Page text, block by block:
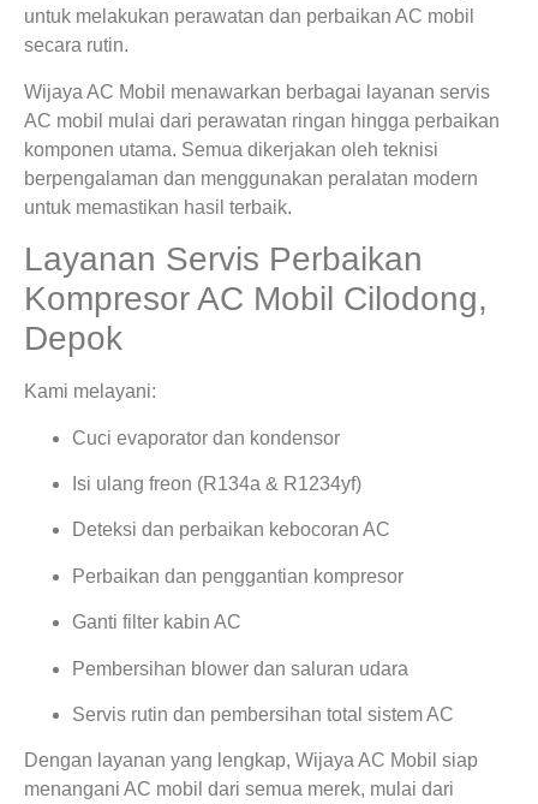
untuk melakukan perawatan dan perbaikan AC mobil
secara rutin.
Wijaya AC Mobil menawarkan berbagai layanan servis
AC mobil mulai dari perawatan ringan hingga perbaikan
komponen utama. Semua dikerjakan oleh teknisi
berpengalaman dan menggunakan peralatan modern
untuk memastikan hasil terbaik.
Layanan Servis Perbaikan
Kompresor AC Mobil Cilodong,
Depok
Kami melayani:
Cuci evaporator dan kondensor
Isi ulang freon (R134a & R1234yf)
Deteksi dan perbaikan kebocoran AC
Perbaikan dan penggantian kompresor
Ganti filter kabin AC
Pembersihan blower dan saluran udara
Servis rutin dan pembersihan total sistem AC
Dengan layanan yang lengkap, Wijaya AC Mobil siap
menangani AC mobil dari semua merek, mulai dari